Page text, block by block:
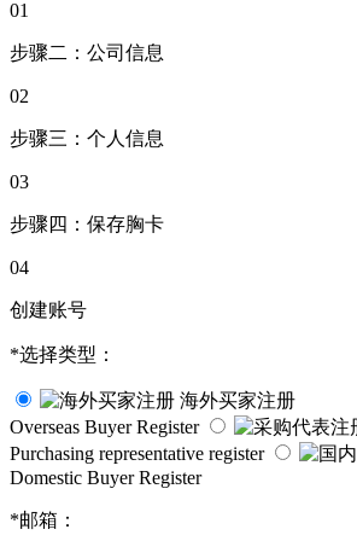
01
步骤二：公司信息
02
步骤三：个人信息
03
步骤四：保存胸卡
04
创建账号
*选择类型：
海外买家注册
Overseas Buyer Register
Purchasing representative register
Domestic Buyer Register
*邮箱：